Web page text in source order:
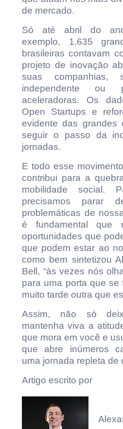
de mercado.
Só até abril do
exemplo, 1.635
brasileiras contavam
projeto de inovação
suas companhias,
independente
aceleradoras. Os
Open Startups e
evidente das grandes
seguir o passo da
jornadas.
E todo esse
contribui para a
mobilidade social.
precisamos parar
problemáticas de
é fundamental que
oportunidades que
que podem estar ao
como bem sintetizou
Bell, “às vezes nós
para uma porta que se
muito tarde outra que
Assim, não só
mantenha viva a
que mora em você e
que abre inúmeros
uma jornada repleta de
Artigo escrito por